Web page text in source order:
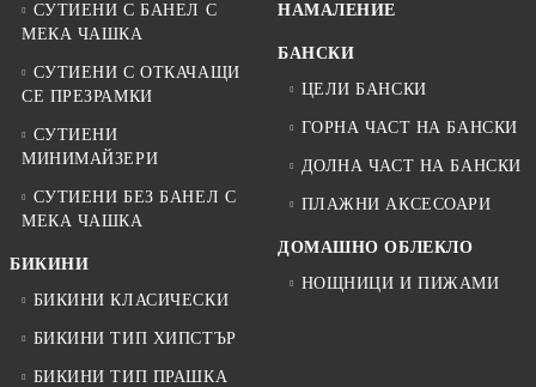
СУТИЕНИ С БАНЕЛ С
МЕКА ЧАШКА
СУТИЕНИ С ОТКАЧАЩИ
СЕ ПРЕЗРАМКИ
СУТИЕНИ
МИНИМАЙЗЕРИ
СУТИЕНИ БЕЗ БАНЕЛ С
МЕКА ЧАШКА
БИКИНИ
БИКИНИ КЛАСИЧЕСКИ
БИКИНИ ТИП ХИПСТЪР
БИКИНИ ТИП ПРАШКА
НАМАЛЕНИЕ
БАНСКИ
ЦЕЛИ БАНСКИ
ГОРНА ЧАСТ НА БАНСКИ
ДОЛНА ЧАСТ НА БАНСКИ
ПЛАЖНИ АКСЕСОАРИ
ДОМАШНО ОБЛЕКЛО
НОЩНИЦИ И ПИЖАМИ